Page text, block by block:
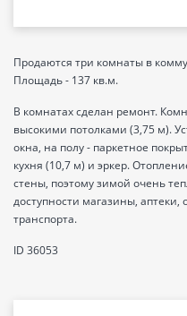
Продаются три комнаты в
Площадь - 137 кв.м.
В комнатах сделан ремонт.
высокими потолками (3,75 м).
окна, на полу - паркетное
кухня (10,7 м) и эркер.
стены, поэтому зимой очень
доступности магазины, аптеки,
транспорта.
ID 36053